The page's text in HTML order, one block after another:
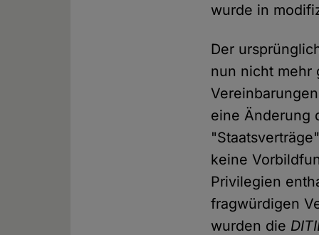
wurde in
Der
nun nicht mehr
eine Änderung
keine
Privilegien
fragwürdigen
wurden die